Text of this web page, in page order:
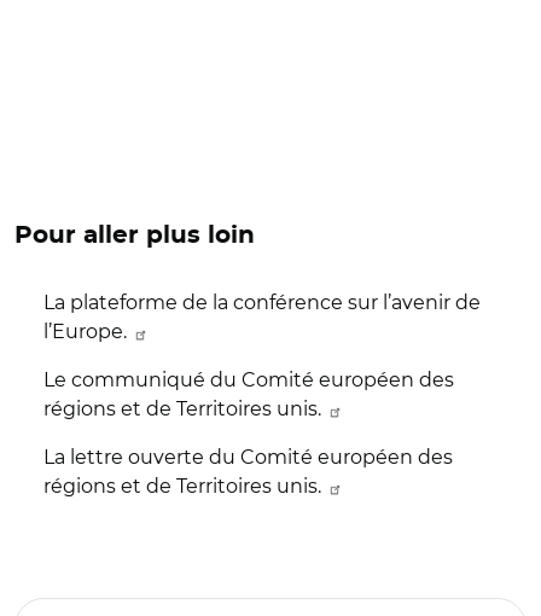
Pour aller plus loin
La plateforme de la conférence sur l’avenir de
l’Europe.
Le communiqué du Comité européen des
régions et de Territoires unis.
La lettre ouverte du Comité européen des
régions et de Territoires unis.